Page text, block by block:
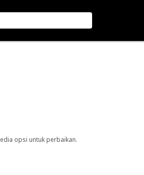
opsi untuk perbaikan.